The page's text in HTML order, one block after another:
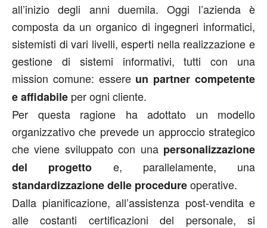
all’inizio degli anni duemila. Oggi l’azienda è
composta da un organico di ingegneri informatici,
sistemisti di vari livelli, esperti nella realizzazione e
gestione di sistemi informativi, tutti con una
mission comune: essere un partner competente
e affidabile per ogni cliente.
Per questa ragione ha adottato un modello
organizzativo che prevede un approccio strategico
che viene sviluppato con una personalizzazione
del progetto e, parallelamente, una
standardizzazione delle procedureoperative.
Dalla pianificazione, all’assistenza post-vendita e
alle costanti certificazioni del personale, si